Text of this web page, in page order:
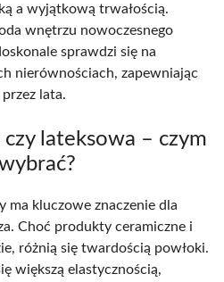
a wyjątkową trwałością.
wnętrzu nowoczesnego
sprawdzi się na
nierównościach, zapewniając
lata.
czy lateksowa – czym
kluczowe znaczenie dla
Choć produkty ceramiczne i
różnią się twardością powłoki.
większą elastycznością,